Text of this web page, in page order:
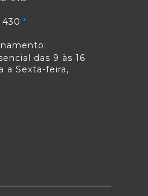
430
das 9 às 16
a Sexta-feira,